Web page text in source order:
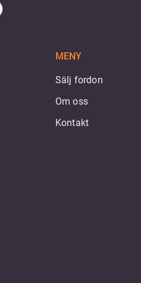
MENY
Sälj fordon
Om oss
Kontakt